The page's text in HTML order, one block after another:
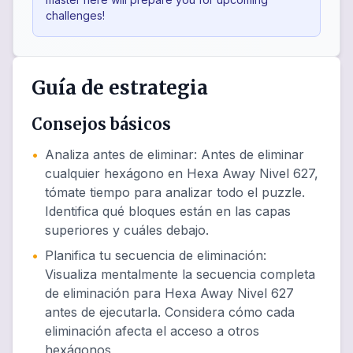
challenges!
Guía de estrategia
Consejos básicos
• Analiza antes de eliminar: Antes de eliminar
cualquier hexágono en Hexa Away Nivel 627,
tómate tiempo para analizar todo el puzzle.
Identifica qué bloques están en las capas
superiores y cuáles debajo.
• Planifica tu secuencia de eliminación:
Visualiza mentalmente la secuencia completa
de eliminación para Hexa Away Nivel 627
antes de ejecutarla. Considera cómo cada
eliminación afecta el acceso a otros
hexágonos.